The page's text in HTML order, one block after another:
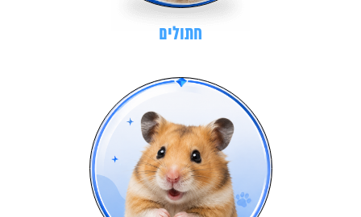
חתולים